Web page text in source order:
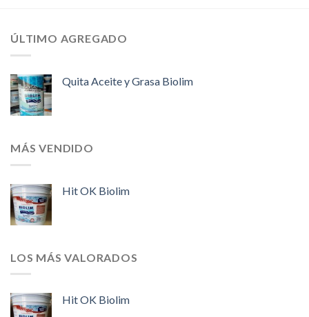
ÚLTIMO AGREGADO
Quita Aceite y Grasa Biolim
MÁS VENDIDO
Hit OK Biolim
LOS MÁS VALORADOS
Hit OK Biolim